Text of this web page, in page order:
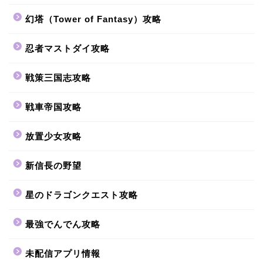
幻塔（Tower of Fantasy）攻略
忍者マストダイ攻略
戦策三国志攻略
戦車帝国攻略
放置少女攻略
新信長の野望
星のドラゴンクエスト攻略
最強でんでん攻略
未配信アプリ情報